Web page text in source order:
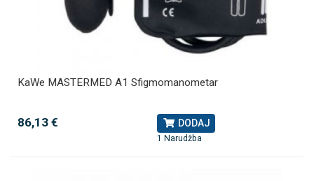
KaWe MASTERMED A1 Sfigmomanometar
86,13 € DODAJ
1 Narudžba